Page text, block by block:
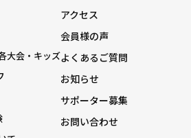
大会・キッズ
アクセス
会員様の声
よくあるご質問
お知らせ
サポーター募集
お問い合わせ